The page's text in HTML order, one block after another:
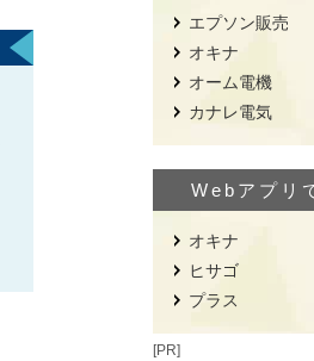
エプソン販売
オキナ
オーム電機
カナレ電気
Webアプリ
オキナ
ヒサゴ
プラス
[PR]